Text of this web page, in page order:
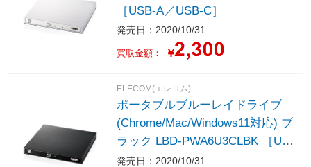
［USB-A／USB-C］
発売日：2020/10/31
買取金額： ￥
ELECOM(エレコム)
ポータブルブルーレイドライブ
(Chrome/Mac/Windows11対応) ブ
ラック LBD-PWA6U3CLBK ［US
B-A／USB-C］
発売日：2020/10/31